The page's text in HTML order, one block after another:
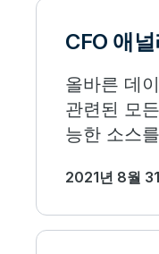
CFO 애
올바른 데
관련된 모
능한 소스
2021년 8월